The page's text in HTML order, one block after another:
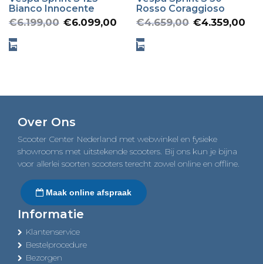
Bianco Innocente
€6.199,00 Oorspronkelijke
€6.099,00
Huidige
prijs
Rosso Coraggioso
€4.659,00 €4.359,00
Over Ons
Scooter Center Nederland met webwinkel en fysieke
showrooms met uitstekende scooters. Bij ons kun je bijna
voor allerlei soorten scooters terecht zowel online en offline.
Maak online afspraak
Informatie
Klantenservice
Bestelprocedure
Bezorgen